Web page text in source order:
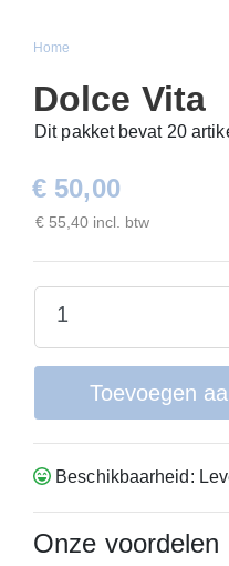
Home
Dolce Vita
Dit pakket bevat 20
€ 50,00
€ 55,40 incl. btw
Toevoegen
Beschikbaarheid:
Onze voordelen